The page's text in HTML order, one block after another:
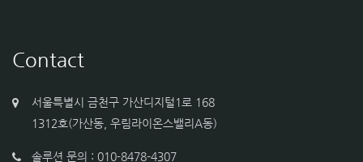
Contact
서울특별시 금천구 가산디지털1로 168
1312호(가산동, 우림라이온스밸리A동)
솔루션 문의 : 010-8478-4307